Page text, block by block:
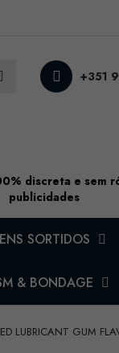
+351
discreta e sem
publicidades
SORTIDOS
& BONDAGE
LUBRICANT GUM